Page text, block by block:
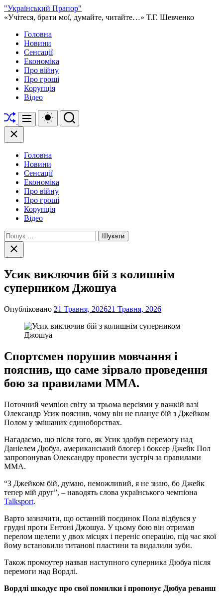
Перейти
до
"Український Прапор"
«Учітеся, брати мої, думайте, читайте…» Т.Г. Шевченко
Головна
Новини
Сенсації
Економіка
Про війну
Про гроші
Корупція
Відео
Перетасувати
Меню
Перемикач
кольорового
Пошук
Закрити
Головна
Новини
Сенсації
Економіка
Про війну
Про гроші
Корупція
Відео
Пошук:
Закрити
пошук
Усик виключив бій з колишнім
суперником Джошуа
Опубліковано 21 Травня, 202621 Травня, 2026
Спортсмен порушив мовчання і
пояснив, що саме зірвало проведення
бою за правилами ММА.
Поточний чемпіон світу за трьома версіями у важкій вазі
Олександр Усик пояснив, чому він не планує бій з Джейком
Полом у змішаних єдиноборствах.
Нагадаємо, що після того, як Усик здобув перемогу над
Даніелем Дюбуа, американський блогер і боксер Джейк Пол
запропонував Олександру провести зустріч за правилами
ММА.
“З Джейком бій, думаю, неможливий, я не знаю, бо Джейк
тепер мій друг”, – наводять слова українського чемпіона
Talksport.
Варто зазначити, що останній поєдинок Пола відбувся у
грудні проти Ентоні Джошуа. У цьому бою він отримав
перелом щелепи у двох місцях і переніс операцію, під час якої
йому встановили титанові пластини та видалили зуби.
Також промоутер назвав наступного суперника Дюбуа після
перемоги над Вордлі.
Вордлі шкодує про свої помилки і пропонує Дюбуа реванш